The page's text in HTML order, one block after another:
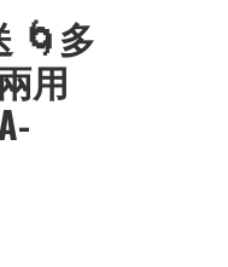
🌀多
用